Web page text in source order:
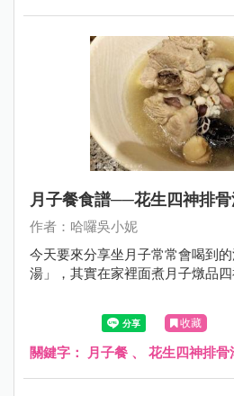
月子餐食譜──花生四神排
作者：哈囉吳小妮
今天要來分享坐月子常常會喝到
湯」，其實在家裡面煮月子燉品
收藏
關鍵字： 月子餐 、 花生四神排骨